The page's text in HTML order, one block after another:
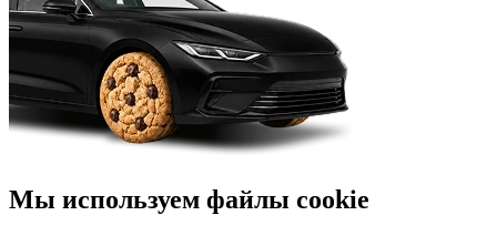
Мы используем файлы cookie